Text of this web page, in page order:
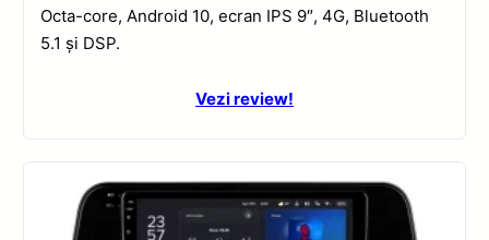
Octa-core, Android 10, ecran IPS 9″, 4G, Bluetooth
5.1 și DSP.
Vezi review!